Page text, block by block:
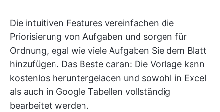
Die intuitiven Features vereinfachen die
Priorisierung von Aufgaben und sorgen für
Ordnung, egal wie viele Aufgaben Sie dem Blatt
hinzufügen. Das Beste daran: Die Vorlage kann
kostenlos heruntergeladen und sowohl in Excel
als auch in Google Tabellen vollständig
bearbeitet werden.